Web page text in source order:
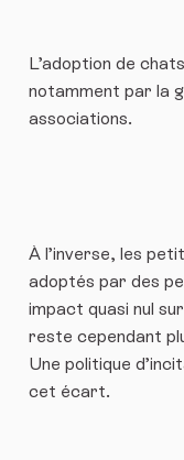
L’adoption de
notamment par la
associations.
À l’inverse, les
adoptés par des
impact quasi nul
reste cependant
Une politique
cet écart.